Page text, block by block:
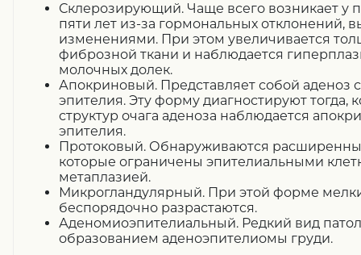
Склерозирующий. Чаще всего возникает у
пяти лет из-за гормональных отклонений,
изменениями. При этом увеличивается
фиброзной ткани и наблюдается
молочных долек.
Апокриновый. Представляет собой аденоз
эпителия. Эту форму диагностируют тогда,
структур очага аденоза наблюдается
эпителия.
Протоковый. Обнаруживаются
которые ограничены эпителиальными
метаплазией.
Микрогландулярный. При этой форме
беспорядочно разрастаются.
Аденомиоэпителиальный. Редкий вид
образованием аденоэпителиомы груди.